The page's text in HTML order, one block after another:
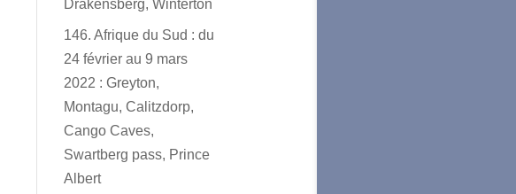
Drakensberg, Winterton
146. Afrique du Sud : du
24 février au 9 mars
2022 : Greyton,
Montagu, Calitzdorp,
Cango Caves,
Swartberg pass, Prince
Albert